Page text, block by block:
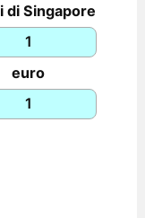
di Singapore
euro